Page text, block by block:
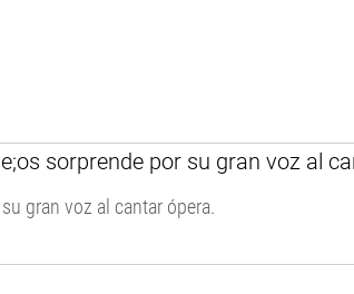
gran voz al cantar ópera.